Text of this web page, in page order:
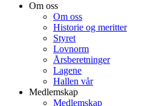
Om oss
Om oss
Historie og meritter
Styret
Lovnorm
Årsberetninger
Lagene
Hallen vår
Medlemskap
Medlemskap